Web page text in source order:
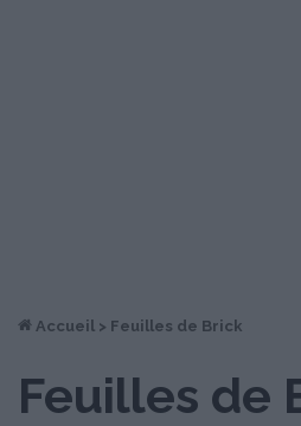
Accueil > Feuilles de Brick
Feuilles de